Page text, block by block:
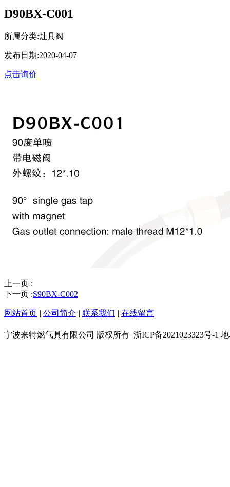
D90BX-C001
所属分类:灶具阀
发布日期:2020-04-07
点击询价
上一页 :
下一页 :S90BX-C002
网站首页 | 公司简介 | 联系我们 | 在线留言
宁波来特燃气具有限公司 版权所有 浙ICP备2021023323号-1